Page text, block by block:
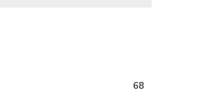
68